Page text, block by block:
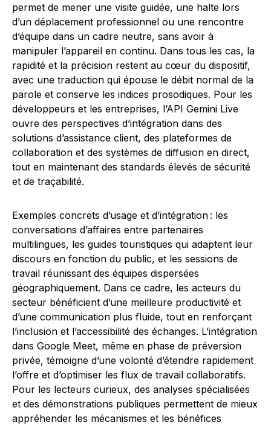
permet de mener une visite guidée, une halte lors
d’un déplacement professionnel ou une rencontre
d’équipe dans un cadre neutre, sans avoir à
manipuler l’appareil en continu. Dans tous les cas, la
rapidité et la précision restent au cœur du dispositif,
avec une traduction qui épouse le débit normal de la
parole et conserve les indices prosodiques. Pour les
développeurs et les entreprises, l’API Gemini Live
ouvre des perspectives d’intégration dans des
solutions d’assistance client, des plateformes de
collaboration et des systèmes de diffusion en direct,
tout en maintenant des standards élevés de sécurité
et de traçabilité.
Exemples concrets d’usage et d’intégration : les
conversations d’affaires entre partenaires
multilingues, les guides touristiques qui adaptent leur
discours en fonction du public, et les sessions de
travail réunissant des équipes dispersées
géographiquement. Dans ce cadre, les acteurs du
secteur bénéficient d’une meilleure productivité et
d’une communication plus fluide, tout en renforçant
l’inclusion et l’accessibilité des échanges. L’intégration
dans Google Meet, même en phase de préversion
privée, témoigne d’une volonté d’étendre rapidement
l’offre et d’optimiser les flux de travail collaboratifs.
Pour les lecteurs curieux, des analyses spécialisées
et des démonstrations publiques permettent de mieux
appréhender les mécanismes et les bénéfices